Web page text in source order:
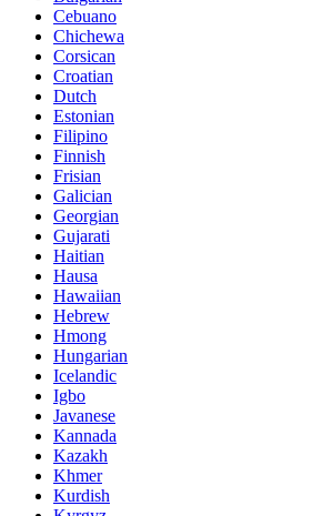
Cebuano
Chichewa
Corsican
Croatian
Dutch
Estonian
Filipino
Finnish
Frisian
Galician
Georgian
Gujarati
Haitian
Hausa
Hawaiian
Hebrew
Hmong
Hungarian
Icelandic
Igbo
Javanese
Kannada
Kazakh
Khmer
Kurdish